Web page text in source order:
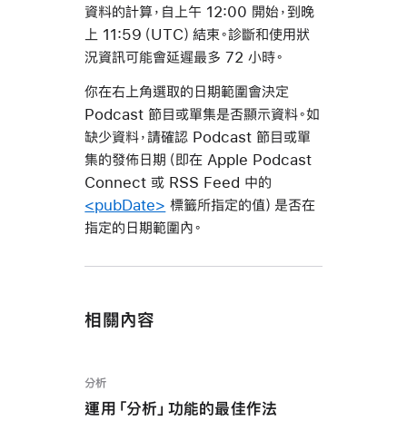
資料的計算，自上午 12:00 開始，到晚
上 11:59（UTC）結束。診斷和使用狀
況資訊可能會延遲最多 72 小時。
你在右上角選取的日期範圍會決定
Podcast 節目或單集是否顯示資料。如
缺少資料，請確認 Podcast 節目或單
集的發佈日期（即在 Apple Podcast
Connect 或 RSS Feed 中的
<pubDate> 標籤所指定的值）是否在
指定的日期範圍內。
相關內容
分析
運用「分析」功能的最佳作法